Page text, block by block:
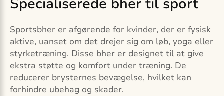
Specialiserede bher til sport
Sportsbher er afgørende for kvinder, der er fysisk
aktive, uanset om det drejer sig om løb, yoga eller
styrketræning. Disse bher er designet til at give
ekstra støtte og komfort under træning. De
reducerer brysternes bevægelse, hvilket kan
forhindre ubehag og skader.